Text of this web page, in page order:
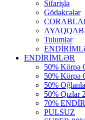
Sifarişlə
Gödəkcələr
Tulumlar
ENDİRİMLƏR
50% Körpə
50% Körpə
50%
50% Qızlar
70%
PULSUZ